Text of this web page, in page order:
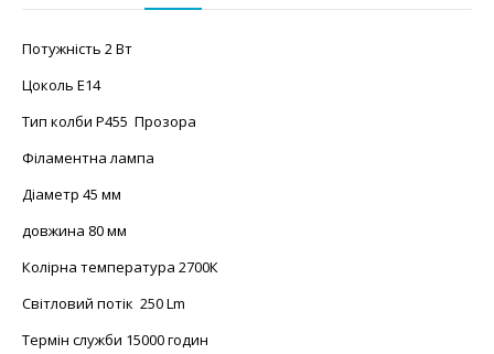
Потужність 2 Вт
Цоколь Е14
Тип колби P455 Прозора
Філаментна лампа
Діаметр 45 мм
довжина 80 мм
Колірна температура 2700К
Світловий потік 250 Lm
Термін служби 15000 годин